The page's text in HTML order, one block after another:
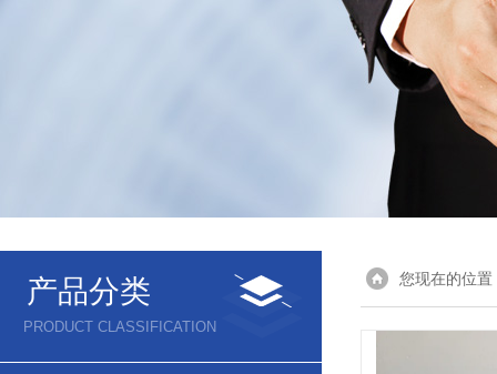
产品分类
PRODUCT CLASSIFICATION
您现在的位置